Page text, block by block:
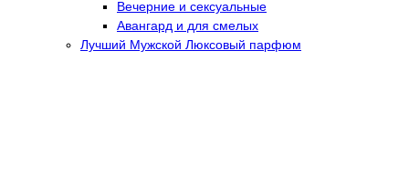
Вечерние и сексуальные
Авангард и для смелых
Лучший Мужской Люксовый парфюм